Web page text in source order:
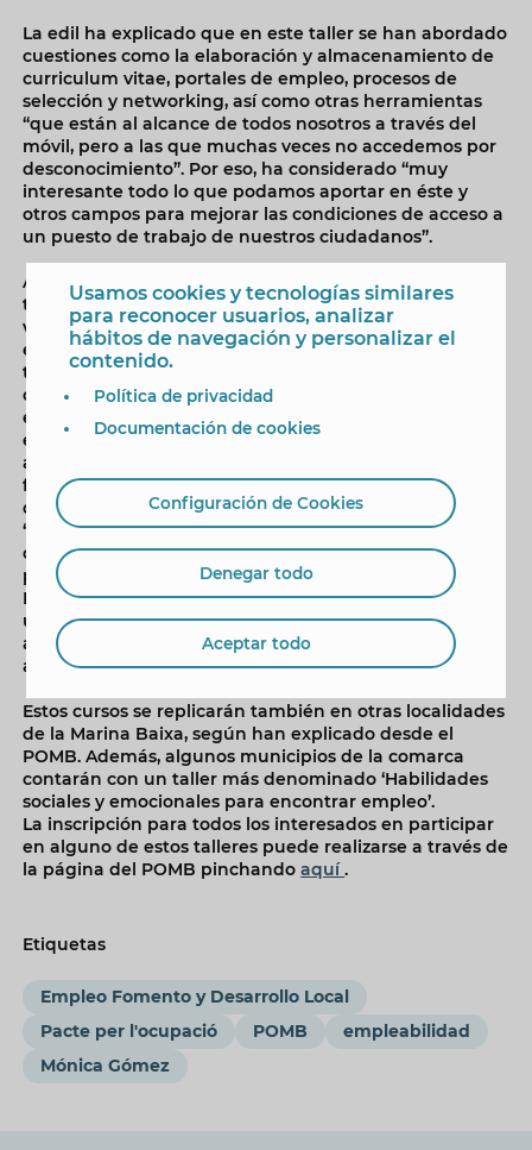
La edil ha explicado que en este taller se han abordado
cuestiones como la elaboración y almacenamiento de
curriculum vitae, portales de empleo, procesos de
selección y networking, así como otras herramientas
“que están al alcance de todos nosotros a través del
móvil, pero a las que muchas veces no accedemos por
desconocimiento”. Por eso, ha considerado “muy
interesante todo lo que podamos aportar en éste y
otros campos para mejorar las condiciones de acceso a
un puesto de trabajo de nuestros ciudadanos”.
Asimismo, Mónica Gómez ha recordado que el resto de
talleres se realizarán en octubre y noviembre. El
viernes, día 4, se celebrará el taller ‘Armario cápsula y
estilo personal. Superar con éxito una entrevista de
trabajo’ en el que se ofrecerán técnicas de lenguaje
corporal, armario cápsula y cómo enfrentarse a una
entrevista de trabajo. El miércoles, día 30, tendrá lugar
el taller ‘Cómo hacerse autónomo’, que mostrará
aspectos relacionados con los trámites, las cuentas de
financiación o la fiscalidad para emprendedores. Un
día después, el día 31 de octubre, se realizará el taller
‘Creando mi marca personal’, en el que se explicará
cómo definir el perfil profesional, construir nuestra
presencia y la forma de potenciarla en redes sociales.
Por último, el miércoles, 6 de noviembre, se impartirá
una segunda edición del curso ‘Cómo hacerse
autónomo’ para los interesados que no hayan podido
asistir a la primera sesión.
Estos cursos se replicarán también en otras localidades
de la Marina Baixa, según han explicado desde el
POMB. Además, algunos municipios de la comarca
contarán con un taller más denominado ‘Habilidades
sociales y emocionales para encontrar empleo’.
La inscripción para todos los interesados en participar
en alguno de estos talleres puede realizarse a través de
la página del POMB pinchandoaquí.
Etiquetas
Empleo Fomento y Desarrollo Local
Pacte per l'ocupació
POMB
empleabilidad
Mónica Gómez
Usamos cookies y tecnologías similares
para reconocer usuarios, analizar
hábitos de navegación y personalizar el
contenido.
Política de privacidad
Documentación de cookies
Configuración de Cookies
Denegar todo
Aceptar todo